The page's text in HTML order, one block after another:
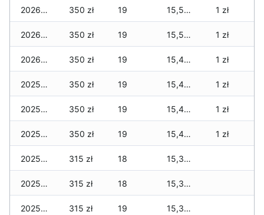
2026-01-03 350 zł 19 15,580 zł 1 zł
2026-01-02 350 zł 19 15,505 zł 1 zł
2026-01-01 350 zł 19 15,425 zł 1 zł
2025-12-31 350 zł 19 15,425 zł 1 zł
2025-12-30 350 zł 19 15,425 zł 1 zł
2025-12-29 350 zł 19 15,425 zł 1 zł
2025-12-28 315 zł 18 15,390 zł
2025-12-27 315 zł 18 15,390 zł
2025-12-26 315 zł 19 15,370 zł